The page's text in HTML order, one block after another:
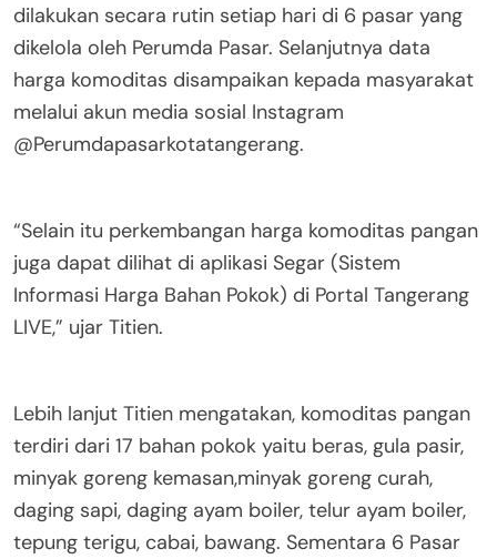
dilakukan secara rutin setiap hari di 6 pasar yang
dikelola oleh Perumda Pasar. Selanjutnya data
harga komoditas disampaikan kepada masyarakat
melalui akun media sosial Instagram
@Perumdapasarkotatangerang.
“Selain itu perkembangan harga komoditas pangan
juga dapat dilihat di aplikasi Segar (Sistem
Informasi Harga Bahan Pokok) di Portal Tangerang
LIVE,” ujar Titien.
Lebih lanjut Titien mengatakan, komoditas pangan
terdiri dari 17 bahan pokok yaitu beras, gula pasir,
minyak goreng kemasan,minyak goreng curah,
daging sapi, daging ayam boiler, telur ayam boiler,
tepung terigu, cabai, bawang. Sementara 6 Pasar